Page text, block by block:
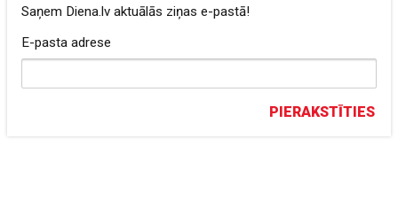
Saņem Diena.lv aktuālās ziņas e-pastā!
E-pasta adrese
PIERAKSTĪTIES